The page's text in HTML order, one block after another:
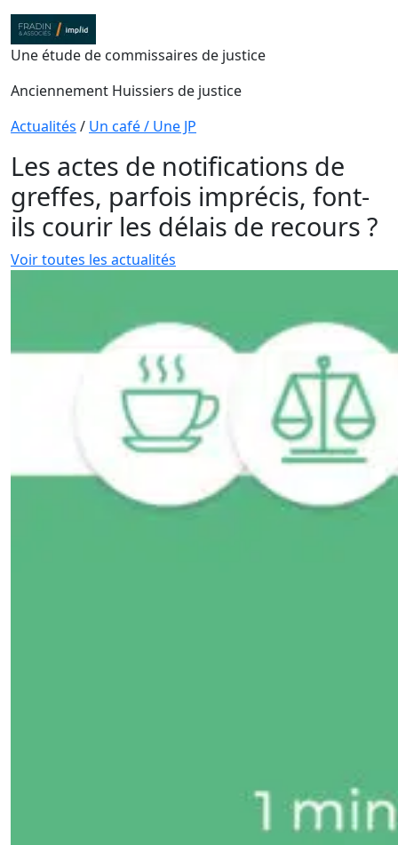
Une étude de commissaires de justice
Anciennement Huissiers de justice
Actualités / Un café / Une JP
Les actes de notifications de
greffes, parfois imprécis, font-
ils courir les délais de recours ?
Voir toutes les actualités